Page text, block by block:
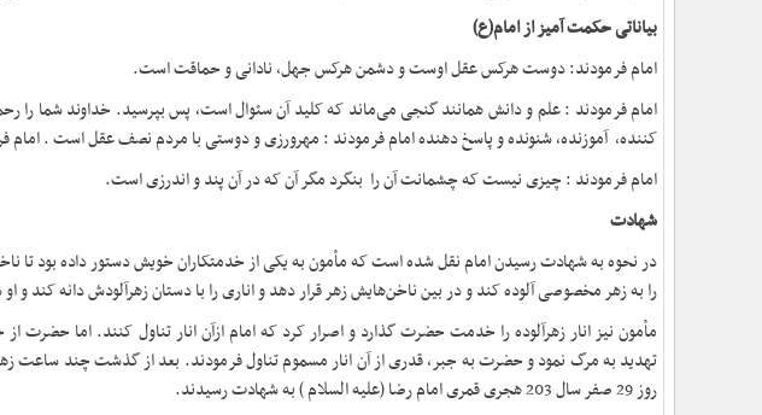
بیاناتی حکمت آمیز ازامام(ع)
امام فرمودند: دوست هرکس عقل اوست و دشمن هرکس جهل، نادانی و حماقت است.
امام فرمودند : علم و دانش همانند گنجی می‌ماند که کلید آن سئوال است، پس بپرسید. خداوند شما را
کننده، آموزنده، شنونده و پاسخ دهنده امام فرمودند : مهرورزی و دوستی با مردم نصف عقل است.امام
امام فرمودند : چیزی نیست که چشمانت آن را بنگرد مگر آن که در آن پند و اندرزی است.
شهادت
در نحوه به شهادت رسیدن امام نقل شده است که مأمون به یکی از خدمتکاران خویش دستور داده بود تا
را به زهر مخصوصی آلوده کند و در بین ناخن‌هایش زهر قرار دهد و اناری را با دستان زهر‌آلودش دانه کند و
مأمون نیز انار زهرآلوده را خدمت حضرت گذارد و اصرار کرد که امام ازآن انار تناول کنند. اما حضرت
تهدید به مرگ نمود و حضرت به جبر، قدری از آن انار مسموم تناول فرمودند. بعد از گذشت چند ساعت
روز 29 صفر سال
203هجری قمری امام رضا (علیه السلام ) به شهادت رسیدند.